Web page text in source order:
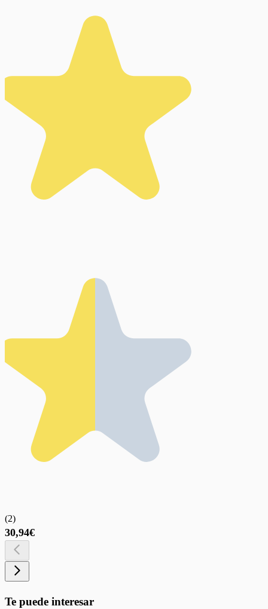
(2)
30,94€
Te puede interesar